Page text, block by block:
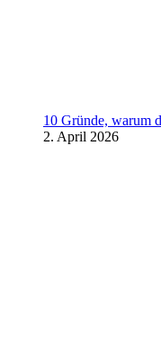
10 Gründe, warum
2. April 2026